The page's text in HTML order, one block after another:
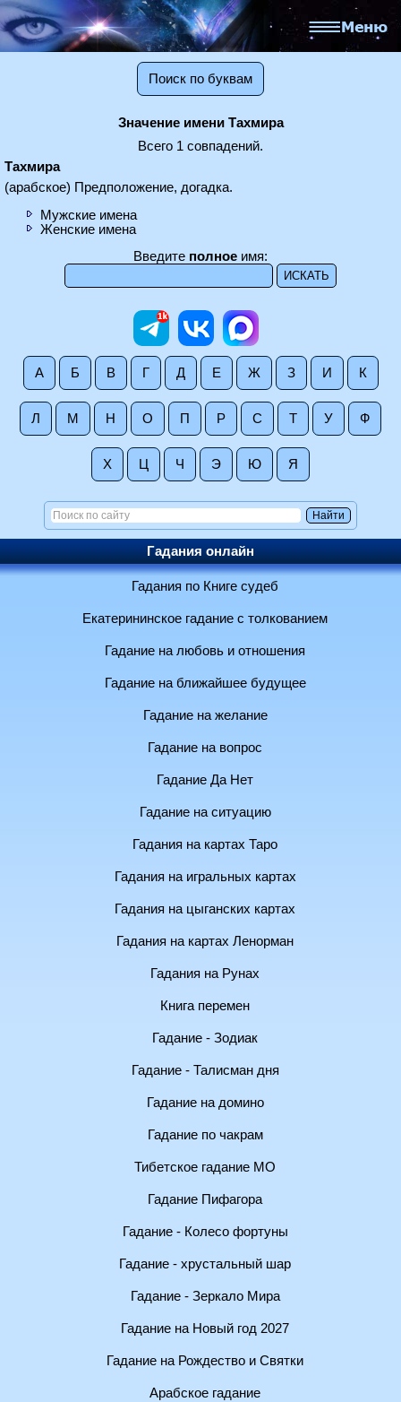
Поиск по буквам
Значение имени Тахмира
Всего 1 совпадений.
Тахмира
(арабское) Предположение, догадка.
Мужские имена
Женские имена
Введите полное имя:
А Б В Г Д Е Ж З И К
Л М Н О П Р С Т У Ф
Х Ц Ч Э Ю Я
Гадания онлайн
Гадания по Книге судеб
Екатерининское гадание с толкованием
Гадание на любовь и отношения
Гадание на ближайшее будущее
Гадание на желание
Гадание на вопрос
Гадание Да Нет
Гадание на ситуацию
Гадания на картах Таро
Гадания на игральных картах
Гадания на цыганских картах
Гадания на картах Ленорман
Гадания на Рунах
Книга перемен
Гадание - Зодиак
Гадание - Талисман дня
Гадание на домино
Гадание по чакрам
Тибетское гадание МО
Гадание Пифагора
Гадание - Колесо фортуны
Гадание - хрустальный шар
Гадание - Зеркало Мира
Гадание на Новый год 2027
Гадание на Рождество и Святки
Арабское гадание